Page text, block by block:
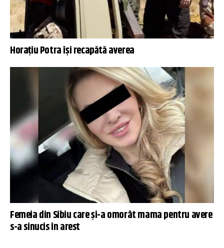
Horațiu Potra își recapătă averea
Femeia din Sibiu care și-a omorât mama pentru avere
s-a sinucis în arest